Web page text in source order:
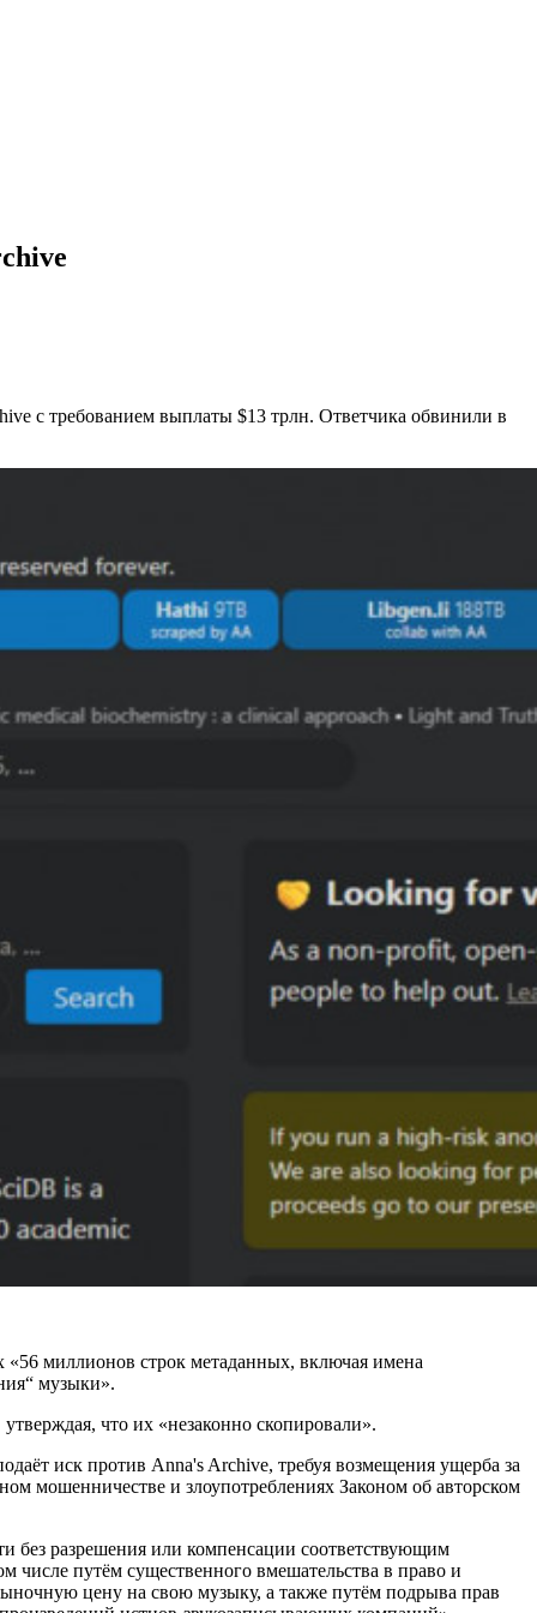
с требованием выплаты $13 трлн. Ответчика обвинили в
миллионов строк метаданных, включая имена
музыки».
что их «незаконно скопировали».
иск против Anna's Archive, требуя возмещения ущерба за
мошенничестве и злоупотреблениях Законом об авторском
без разрешения или компенсации соответствующим
числе путём существенного вмешательства в право и
цену на свою музыку, а также путём подрыва прав